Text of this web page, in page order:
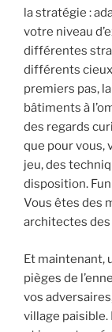
la stratégie :
votre niveau
différentes
différents
premiers pas,
bâtiments à
des regards
que pour vous,
jeu, des
disposition.
Vous êtes des
architectes des
Et maintenant,
pièges de
vos
village paisible.